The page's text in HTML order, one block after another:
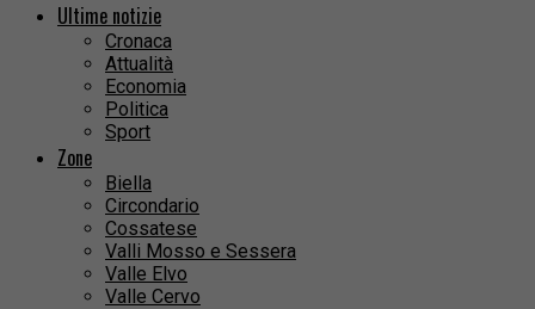
Ultime notizie
Cronaca
Attualità
Economia
Politica
Sport
Zone
Biella
Circondario
Cossatese
Valli Mosso e Sessera
Valle Elvo
Valle Cervo